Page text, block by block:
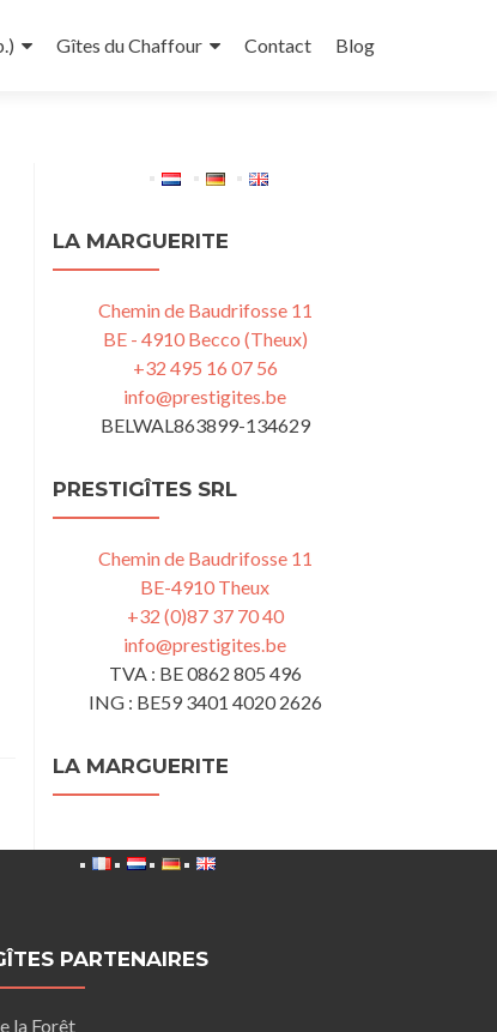
Gîtes du Chaffour Contact Blog
LA MARGUERITE
Chemin de Baudrifosse 11
BE - 4910 Becco (Theux)
+32 495 16 07 56
info@prestigites.be
BELWAL863899-134629
PRESTIGÎTES SRL
Chemin de Baudrifosse 11
BE-4910 Theux
+32 (0)87 37 70 40
info@prestigites.be
TVA : BE 0862 805 496
ING : BE59 3401 4020 2626
LA MARGUERITE
PARTENAIRES
la Forêt